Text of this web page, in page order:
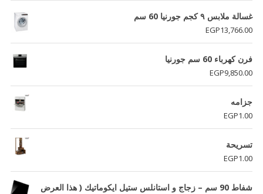
غسالة ملابس ٩ كجم جورنيا 60 سم
EGP13,766.00
فرن كهرباء 60 سم جورنيا
EGP9,850.00
جزامه
EGP1.00
تسريحة
EGP1.00
شفاط 90 سم – زجاج و استانلس ستيل ايكوماتيك ( هذا العرض